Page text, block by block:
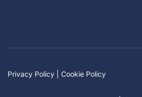
Privacy Policy Cookie Policy